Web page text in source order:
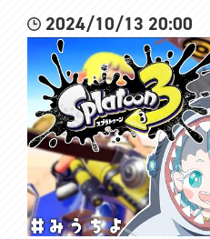
2024/10/13 20:00